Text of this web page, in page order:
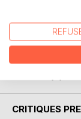
Ils allègent le
la précieuse
CRITIQUES